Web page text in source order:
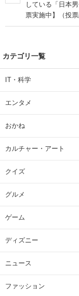
している「日本
票実施中】（投
カテゴリ一覧
IT・科学
エンタメ
おかね
カルチャー・アート
クイズ
グルメ
ゲーム
ディズニー
ニュース
ファッション